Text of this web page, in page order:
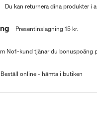
Du kan returnera dina produkter i
Presentinslagning 15 kr.
No1-kund tjänar du bonuspoäng
Beställ online - hämta i butiken